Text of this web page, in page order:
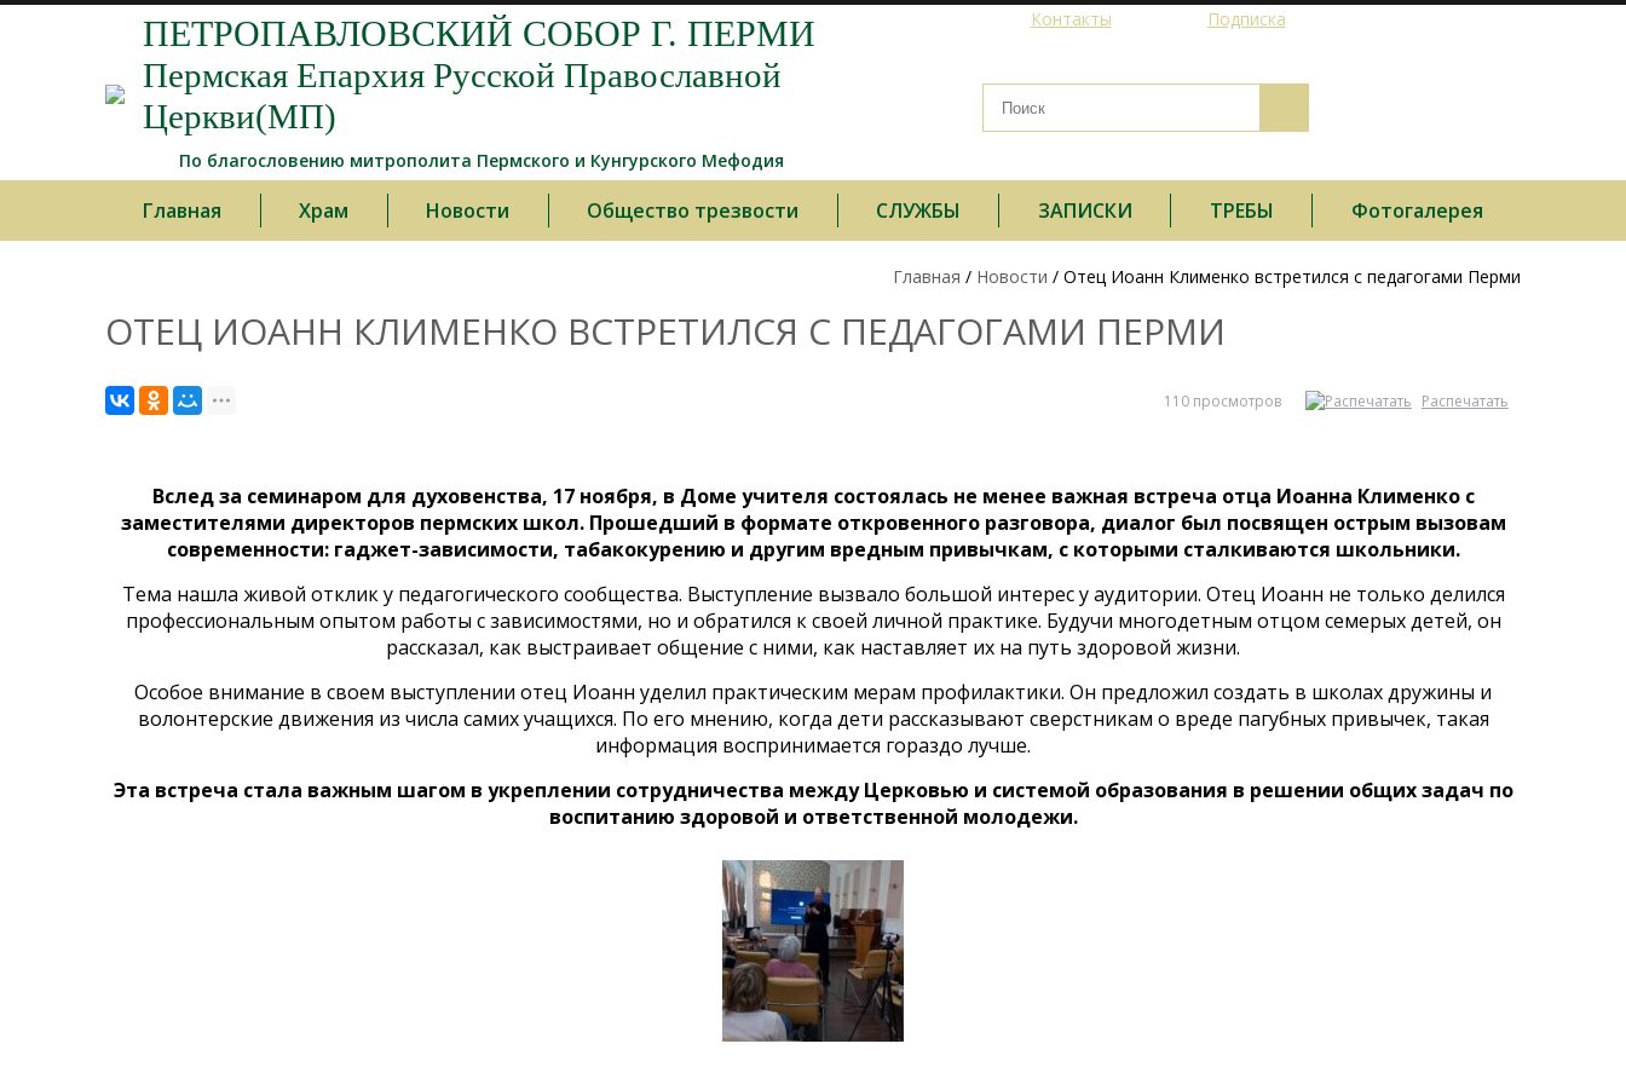
Контакты Подписка
ПЕТРОПАВЛОВСКИЙ СОБОР Г. ПЕРМИ
Пермская Епархия Русской Православной
Церкви(МП)
По благословению митрополита Пермского и Кунгурского Мефодия
Главная Храм Новости Общество трезвости СЛУЖБЫ ЗАПИСКИ ТРЕБЫ Фотогалерея
Главная / Новости / Отец Иоанн Клименко встретился с педагогами Перми
ОТЕЦ ИОАНН КЛИМЕНКО ВСТРЕТИЛСЯ С ПЕДАГОГАМИ ПЕРМИ
110 просмотров Распечатать
Вслед за семинаром для духовенства, 17 ноября, в Доме учителя состоялась не менее важная встреча отца Иоанна Клименко с
заместителями директоров пермских школ. Прошедший в формате откровенного разговора, диалог был посвящен острым вызовам
современности: гаджет-зависимости, табакокурению и другим вредным привычкам, с которыми сталкиваются школьники.
Тема нашла живой отклик у педагогического сообщества. Выступление вызвало большой интерес у аудитории. Отец Иоанн не только делился
профессиональным опытом работы с зависимостями, но и обратился к своей личной практике. Будучи многодетным отцом семерых детей, он
рассказал, как выстраивает общение с ними, как наставляет их на путь здоровой жизни.
Особое внимание в своем выступлении отец Иоанн уделил практическим мерам профилактики. Он предложил создать в школах дружины и
волонтерские движения из числа самих учащихся. По его мнению, когда дети рассказывают сверстникам о вреде пагубных привычек, такая
информация воспринимается гораздо лучше.
Эта встреча стала важным шагом в укреплении сотрудничества между Церковью и системой образования в решении общих задач по
воспитанию здоровой и ответственной молодежи.